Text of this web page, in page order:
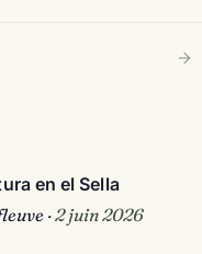
en el Sella
·2 juin 2026